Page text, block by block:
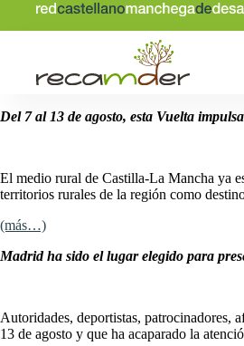
Del 7 al 13 de agosto, esta Vuelta
El medio rural de Castilla-La Mancha ya
territorios rurales de la región como
(más…)
Madrid ha sido el lugar elegido para
Autoridades, deportistas, patrocinadores,
13 de agosto y que ha acaparado la